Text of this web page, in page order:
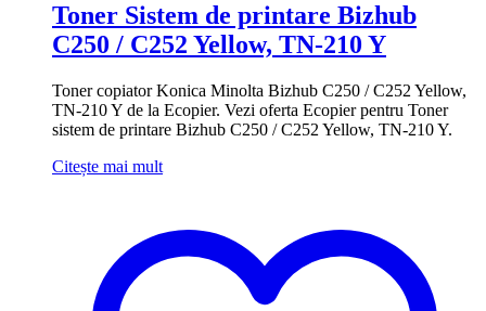
Toner Sistem de printare Bizhub
C250 / C252 Yellow, TN-210 Y
Toner copiator Konica Minolta Bizhub C250 / C252 Yellow,
TN-210 Y de la Ecopier. Vezi oferta Ecopier pentru Toner
sistem de printare Bizhub C250 / C252 Yellow, TN-210 Y.
Citește mai mult